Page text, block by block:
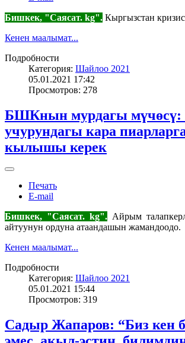
Бишкек, "Саясат. kg". Кыргызстан
Кенен маалымат...
Подробности
Категория: Шайлоо 2021
05.01.2021 17:42
Просмотров: 278
БШКнын мурдагы
учурундагы кара
кылышы керек
Печать
E-mail
Бишкек, "Саясат. kg". Айрым
айтуунун ордуна атаандашын жамандоодо.
Кенен маалымат...
Подробности
Категория: Шайлоо 2021
05.01.2021 15:44
Просмотров: 319
Садыр Жапаров: “Биз кен